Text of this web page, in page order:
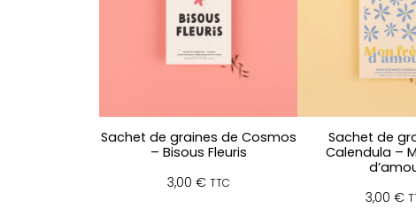
Sachet de graines de Cosmos
– Bisous Fleuris
3,00 € TTC
Sachet de
Calendula –
3,00 €